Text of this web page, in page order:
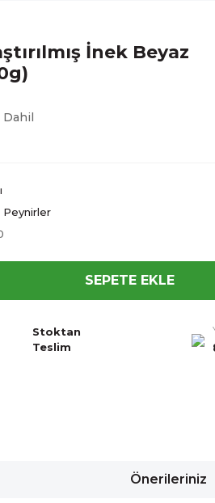
İnek Beyaz
Dahil
Peynirler
SEPETE EKLE
Stoktan
Teslim
Önerileriniz